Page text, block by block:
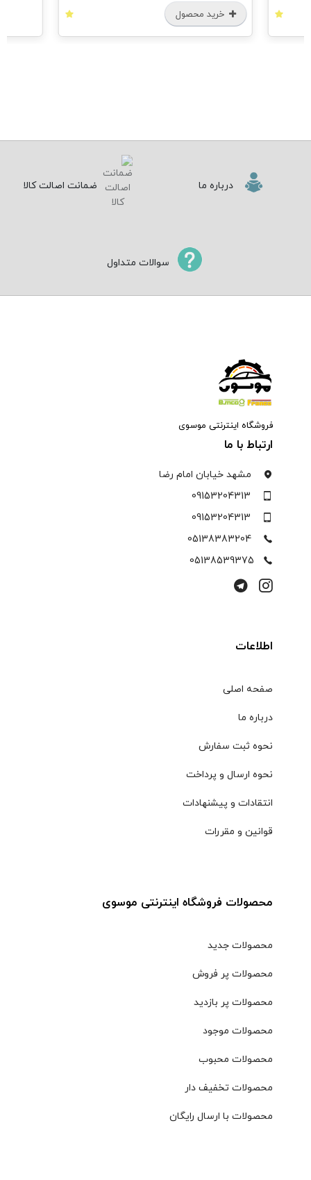
خرید محصول
درباره ما ضمانت اصالت کالا
سوالات متداول
فروشگاه اینترنتی موسوی
ارتباط با ما
مشهد خیابان امام رضا
09153204313
09153204313
05138383204
05138539375
اطلاعات
صفحه اصلی
درباره ما
نحوه ثبت سفارش
نحوه ارسال و پرداخت
انتقادات و پیشنهادات
قوانین و مقررات
محصولات فروشگاه اینترنتی موسوی
محصولات جدید
محصولات پر فروش
محصولات پر بازدید
محصولات موجود
محصولات محبوب
محصولات تخفیف دار
محصولات با ارسال رایگان